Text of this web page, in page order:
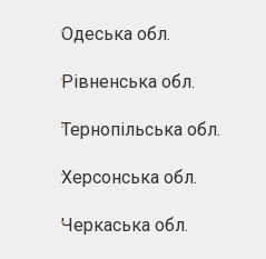
Одеська обл.
Рівненська обл.
Тернопільська обл.
Херсонська обл.
Черкаська обл.